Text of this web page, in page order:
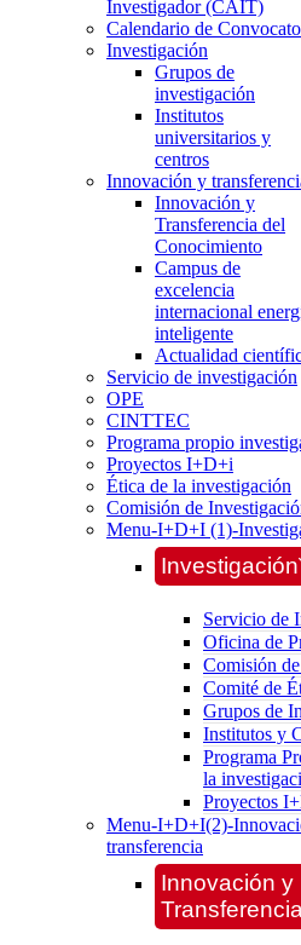
Investigador (CAIT)
Calendario de
Investigación
Grupos de
investigación
Institutos
universitarios y
centros
Innovación y
Innovación y
Transferencia del
Conocimiento
Campus de
excelencia
internacional
inteligente
Actualidad
Servicio de investigación
OPE
CINTTEC
Programa propio
Proyectos I+D+i
Ética de la investigación
Comisión de
Menu-I+D+I (1)-
Investigación
Servicio de
Oficina de
Comisión
Comité de
Grupos de
Institutos y
Programa
la
Proyectos
Menu-I+D+I(2)-
transferencia
Innovación y
Transferencia